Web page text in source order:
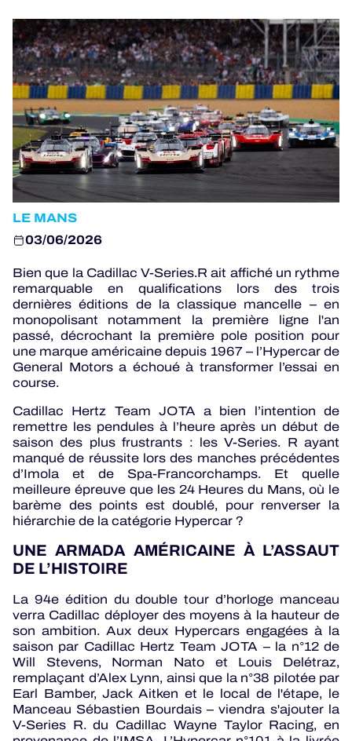
HOSPITALITÉS
BILLETTERIE
24H LEMANS
ELMS
MLMC
ALMS
LE MANS
03/06/2026
Bien que la Cadillac V-Series.R ait affiché un rythme
remarquable en qualifications lors des trois
dernières éditions de la classique mancelle – en
monopolisant notamment la première ligne l'an
passé, décrochant la première pole position pour
une marque américaine depuis 1967 – l’Hypercar de
General Motors a échoué à transformer l’essai en
course.
Cadillac Hertz Team JOTA a bien l’intention de
remettre les pendules à l’heure après un début de
saison des plus frustrants : les V-Series. R ayant
manqué de réussite lors des manches précédentes
d’Imola et de Spa-Francorchamps. Et quelle
meilleure épreuve que les 24 Heures du Mans, où le
barème des points est doublé, pour renverser la
hiérarchie de la catégorie Hypercar ?
UNE ARMADA AMÉRICAINE À L’ASSAUT
DE L’HISTOIRE
La 94e édition du double tour d’horloge manceau
verra Cadillac déployer des moyens à la hauteur de
son ambition. Aux deux Hypercars engagées à la
saison par Cadillac Hertz Team JOTA – la n°12 de
Will Stevens, Norman Nato et Louis Delétraz,
remplaçant d’Alex Lynn, ainsi que la n°38 pilotée par
Earl Bamber, Jack Aitken et le local de l'étape, le
Manceau Sébastien Bourdais – viendra s'ajouter la
V-Series R. du Cadillac Wayne Taylor Racing, en